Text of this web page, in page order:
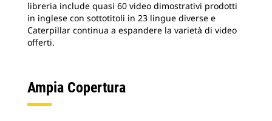
libreria include quasi 60 video dimostrativi prodotti
in inglese con sottotitoli in 23 lingue diverse e
Caterpillar continua a espandere la varietà di video
offerti.
Ampia Copertura